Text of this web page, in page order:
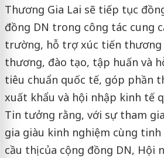
Thương Gia Lai sẽ tiếp tục
đồng DN trong công tác cung
trường, hỗ trợ xúc tiến thương
thương, đào tạo, tập huấn và
tiêu chuẩn quốc tế, góp phần
xuất khẩu và hội nhập kinh tế
Tin tưởng rằng, với sự tham
gia giàu kinh nghiệm cùng
cầu thị của cộng đồng DN, Hội